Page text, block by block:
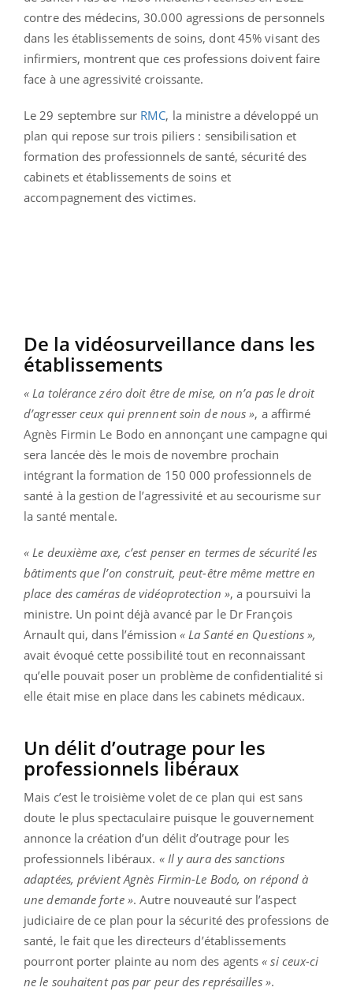
contre des médecins, 30.000 agressions de personnels
dans les établissements de soins, dont 45% visant des
infirmiers, montrent que ces professions doivent faire
face à une agressivité croissante.
Le 29 septembre sur RMC, la ministre a développé un
plan qui repose sur trois piliers : sensibilisation et
formation des professionnels de santé, sécurité des
cabinets et établissements de soins et
accompagnement des victimes.
De la vidéosurveillance dans les
établissements
« La tolérance zéro doit être de mise, on n’a pas le droit
d’agresser ceux qui prennent soin de nous », a affirmé
Agnès Firmin Le Bodo en annonçant une campagne qui
sera lancée dès le mois de novembre prochain
intégrant la formation de 150 000 professionnels de
santé à la gestion de l’agressivité et au secourisme sur
la santé mentale.
« Le deuxième axe, c’est penser en termes de sécurité les
bâtiments que l’on construit, peut-être même mettre en
place des caméras de vidéoprotection », a poursuivi la
ministre. Un point déjà avancé par le Dr François
Arnault qui, dans l’émission « La Santé en Questions »,
avait évoqué cette possibilité tout en reconnaissant
qu’elle pouvait poser un problème de confidentialité si
elle était mise en place dans les cabinets médicaux.
Un délit d’outrage pour les
professionnels libéraux
Mais c’est le troisième volet de ce plan qui est sans
doute le plus spectaculaire puisque le gouvernement
annonce la création d’un délit d’outrage pour les
professionnels libéraux. « Il y aura des sanctions
adaptées, prévient Agnès Firmin-Le Bodo, on répond à
une demande forte ». Autre nouveauté sur l’aspect
judiciaire de ce plan pour la sécurité des professions de
santé, le fait que les directeurs d’établissements
pourront porter plainte au nom des agents« si ceux-ci
ne le souhaitent pas par peur des représailles ».